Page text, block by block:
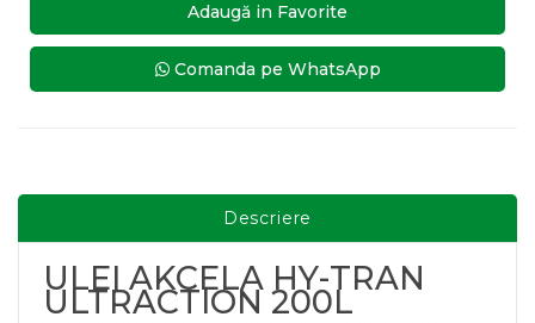
Adaugă in Favorite
Comanda pe WhatsApp
Descriere
ULEI AKCELA HY-TRAN
ULTRACTION 200L